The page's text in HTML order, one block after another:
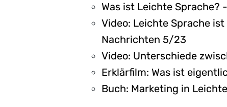
Was ist Leichte Sprache?
Video: Leichte Sprache
Nachrichten 5/23
Video: Unterschiede
Erklärfilm: Was ist
Buch: Marketing in